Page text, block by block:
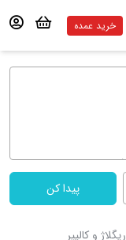
خرید عمده
پیدا کن
ریگلاژ و کالیپر